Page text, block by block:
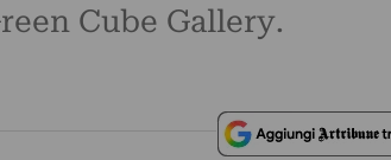
Cube Gallery.